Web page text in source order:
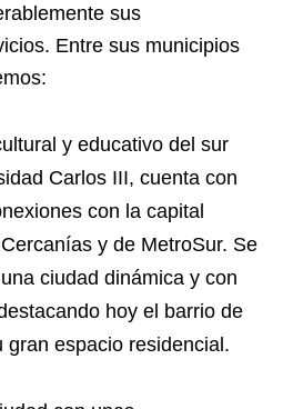
sus
Entre sus municipios
y educativo del sur
Carlos III, cuenta con
con la capital
y de MetroSur. Se
ciudad dinámica y con
hoy el barrio de
gran espacio residencial.